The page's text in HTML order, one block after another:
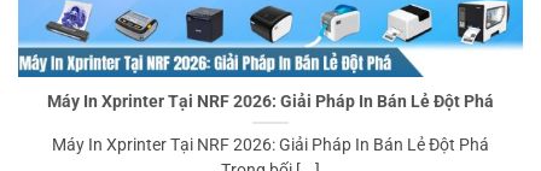
Máy In Xprinter Tại NRF 2026: Giải Pháp In Bán Lẻ Đột Phá
️Máy In Xprinter Tại NRF 2026: Giải Pháp In Bán Lẻ Đột Phá